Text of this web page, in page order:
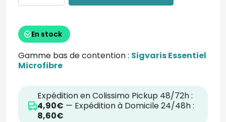
En stock
Gamme bas de contention : Sigvaris Essentiel
Microfibre
Expédition en Colissimo Pickup 48/72h :
4,90€ — Expédition à Domicile 24/48h :
8,60€